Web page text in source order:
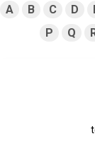
A B C D
P
Q